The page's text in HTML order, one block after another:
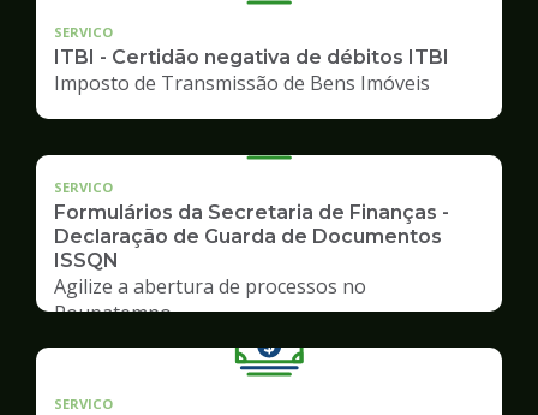
SERVICO
ITBI - Certidão negativa de débitos ITBI
Imposto de Transmissão de Bens Imóveis
SERVICO
Formulários da Secretaria de Finanças -
Declaração de Guarda de Documentos
ISSQN
Agilize a abertura de processos no
Poupatempo
SERVICO